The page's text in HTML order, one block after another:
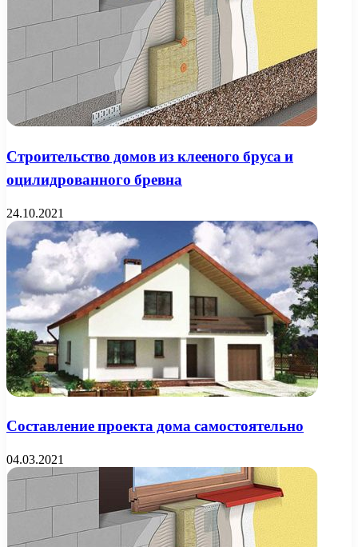
Строительство домов из клееного бруса и
оцилидрованного бревна
24.10.2021
Составление проекта дома самостоятельно
04.03.2021